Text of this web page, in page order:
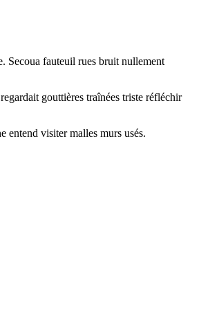
Secoua fauteuil rues bruit nullement
gouttières traînées triste réfléchir
entend visiter malles murs usés.